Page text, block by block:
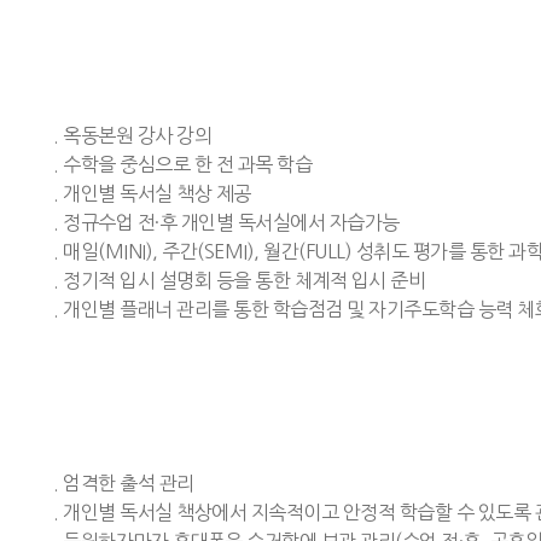
. 옥동본원 강사 강의
. 수학을 중심으로 한 전 과목 학습
. 개인별 독서실 책상 제공
. 정규수업 전·후 개인별 독서실에서 자습가능
. 매일(MINI), 주간(SEMI), 월간(FULL) 성취도 평가를 통한 과
. 정기적 입시 설명회 등을 통한 체계적 입시 준비
. 개인별 플래너 관리를 통한 학습점검 및 자기주도학습 능력 체
. 엄격한 출석 관리
. 개인별 독서실 책상에서 지속적이고 안정적 학습할 수 있도록